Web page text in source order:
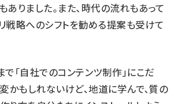
ありました。また、時代の流れもあって
戦略へのシフトを勧める提案も受けて
で「自社でのコンテンツ制作」にこだ
変かもしれないけど、地道に学んで、質の